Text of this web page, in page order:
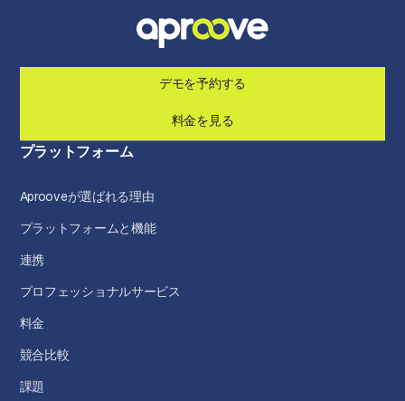
デモを予約する
料金を見る
プラットフォーム
Aprooveが選ばれる理由
プラットフォームと機能
連携
プロフェッショナルサービス
料金
競合比較
課題